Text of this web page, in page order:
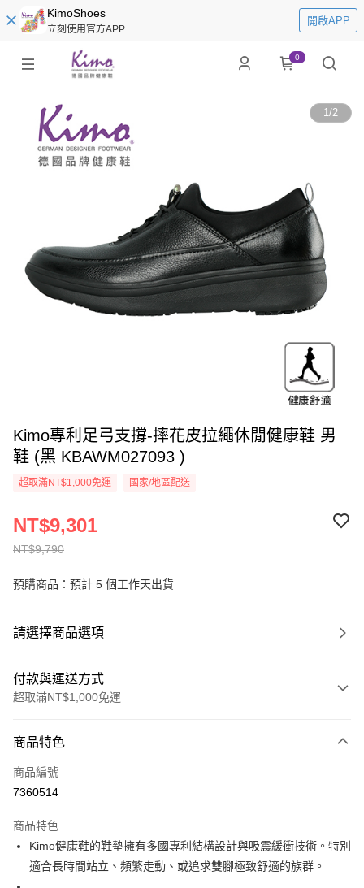
KimoShoes
立刻使用官方APP
開啟APP
0
1/2
Kimo專利足弓支撐-摔花皮拉繩休閒健康鞋 男
鞋 (黑 KBAWM027093 )
超取滿NT$1,000免運 國家/地區配送
NT$9,790
NT$9,301
預購商品：預計 5 個工作天出貨
請選擇商品選項
付款與運送方式
超取滿NT$1,000免運
信用卡一次付款
信用卡分期付款
合作金庫商業銀行
華南商業銀行
彰化商業銀行
上海商業儲蓄銀行
台北富邦商業銀行
超商取貨付款
LINE Pay
商品特色
商品編號
7360514
商品特色
Kimo健康鞋的鞋墊擁有多國專利結構設計與吸震緩衝技術。特別
適合長時間站立、頻繁走動、或追求雙腳極致舒適的族群。